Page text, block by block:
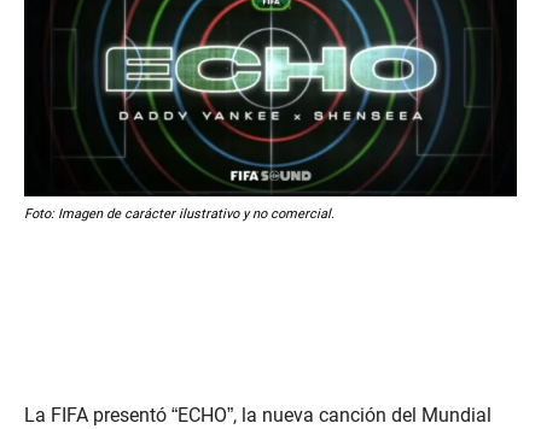
Foto: Imagen de carácter ilustrativo y no comercial.
La FIFA presentó “ECHO”, la nueva canción del Mundial